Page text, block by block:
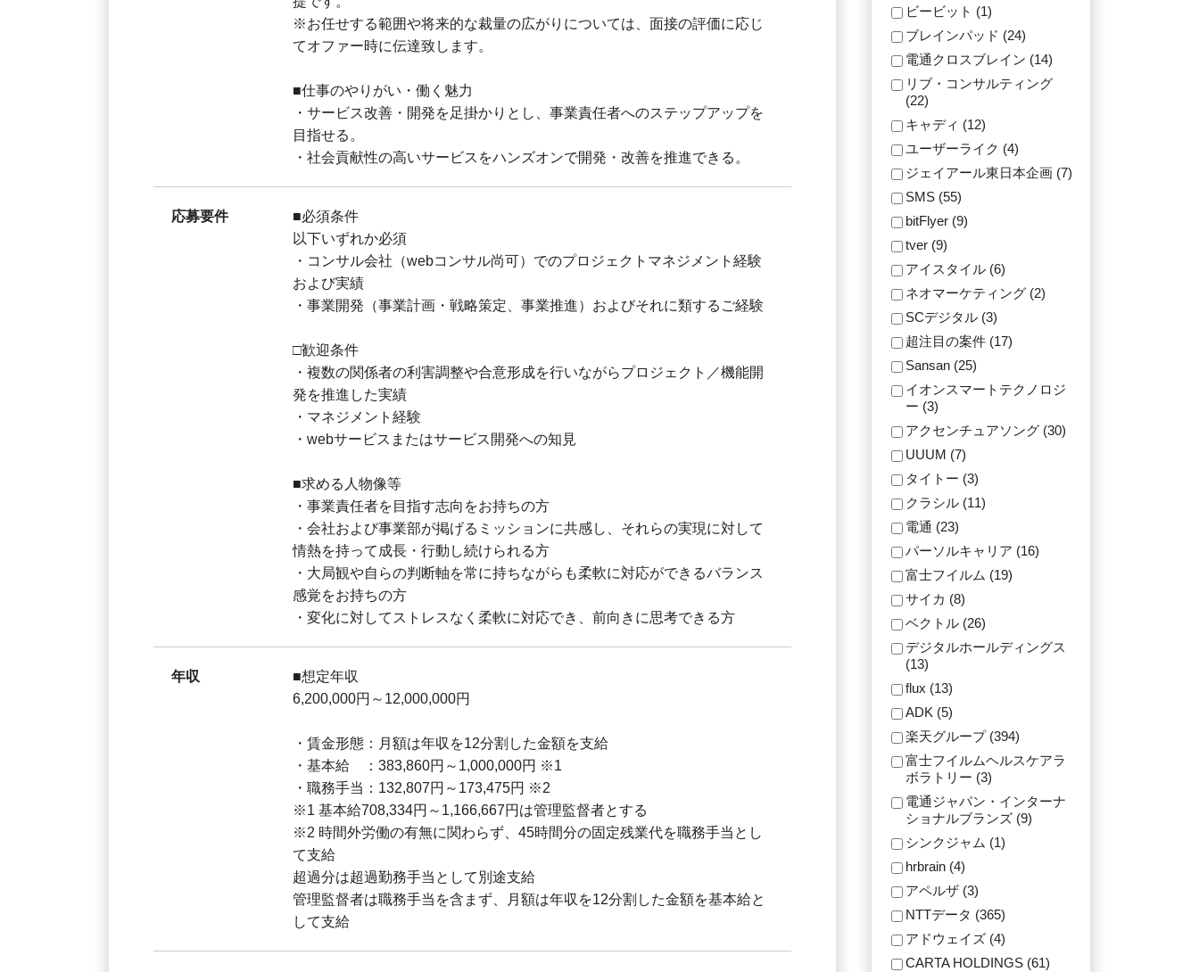
※お任せする範囲や将来的な裁量の広がりについては、面接の評価に応じ
てオファー時に伝達致します。
■仕事のやりがい・働く魅力
・サービス改善・開発を足掛かりとし、事業責任者へのステップアップを
目指せる。
・社会貢献性の高いサービスをハンズオンで開発・改善を推進できる。
応募要件
■必須条件
以下いずれか必須
・コンサル会社（webコンサル尚可）でのプロジェクトマネジメント経験
および実績
・事業開発（事業計画・戦略策定、事業推進）およびそれに類するご経験
□歓迎条件
・複数の関係者の利害調整や合意形成を行いながらプロジェクト／機能開
発を推進した実績
・マネジメント経験
・webサービスまたはサービス開発への知見
■求める人物像等
・事業責任者を目指す志向をお持ちの方
・会社および事業部が掲げるミッションに共感し、それらの実現に対して
情熱を持って成長・行動し続けられる方
・大局観や自らの判断軸を常に持ちながらも柔軟に対応ができるバランス
感覚をお持ちの方
・変化に対してストレスなく柔軟に対応でき、前向きに思考できる方
年収
■想定年収
6,200,000円～12,000,000円
・賃金形態：月額は年収を12分割した金額を支給
・基本給 ：383,860円～1,000,000円 ※1
・職務手当：132,807円～173,475円 ※2
※1 基本給708,334円～1,166,667円は管理監督者とする
※2 時間外労働の有無に関わらず、45時間分の固定残業代を職務手当とし
て支給
超過分は超過勤務手当として別途支給
管理監督者は職務手当を含まず、月額は年収を12分割した金額を基本給と
して支給
ビービット (1)
ブレインパッド (24)
電通クロスブレイン (14)
リブ・コンサルティング
(22)
キャディ (12)
ユーザーライク (4)
ジェイアール東日本企画 (7)
SMS (55)
bitFlyer (9)
tver (9)
アイスタイル (6)
ネオマーケティング (2)
SCデジタル (3)
超注目の案件 (17)
Sansan (25)
イオンスマートテクノロジ
ー (3)
アクセンチュアソング (30)
UUUM (7)
タイトー (3)
クラシル (11)
電通 (23)
パーソルキャリア (16)
富士フイルム (19)
サイカ (8)
ベクトル (26)
デジタルホールディングス
(13)
flux (13)
ADK (5)
楽天グループ (394)
富士フイルムヘルスケアラ
ボラトリー (3)
電通ジャパン・インターナ
ショナルブランズ (9)
シンクジャム (1)
hrbrain (4)
アペルザ (3)
NTTデータ (365)
アドウェイズ (4)
CARTA HOLDINGS (61)